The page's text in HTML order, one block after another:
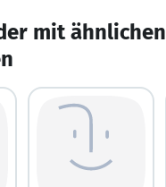
mit ähnlichen